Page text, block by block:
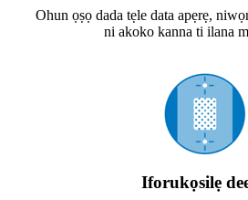
Ohun ọṣọ dada tẹle data apẹrẹ,
ni akoko kanna ti ilana
Iforukọsilẹ